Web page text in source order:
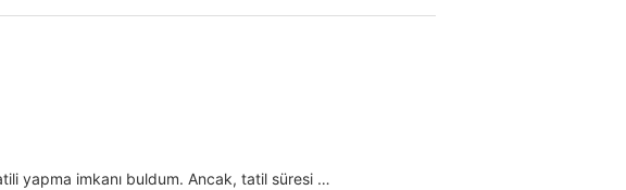
yapma imkanı buldum. Ancak, tatil süresi …